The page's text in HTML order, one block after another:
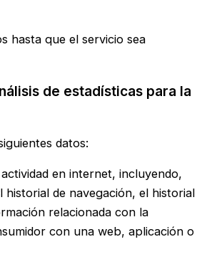
hasta que el servicio sea
de estadísticas para la
datos:
en internet, incluyendo,
historial de navegación, el historial
relacionada con la
con una web, aplicación o